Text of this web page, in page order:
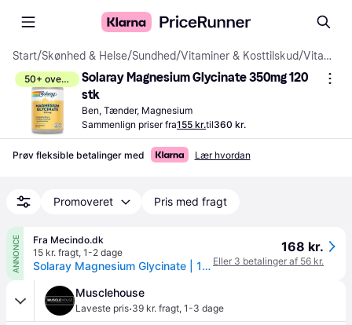
Start/Skønhed & Helse/Sundhed/Vitaminer & Kosttilskud/ Vitaminer & Mineraler
50+ overvåger
Solaray Magnesium Glycinate 350mg 120
stk
Ben, Tænder, Magnesium
Sammenlign priser fra155 kr.til360 kr.
Prøv fleksible betalinger med Lær hvordan
Promoveret Pris med fragt
ANNONCE
Fra Mecindo.dk
15 kr. fragt, 1-2 dage
Solaray Magnesium Glycinate | 120 kapsler
168 kr.
Eller 3 betalinger af 56 kr.
Musclehouse
Laveste pris·39 kr. fragt, 1-3 dage